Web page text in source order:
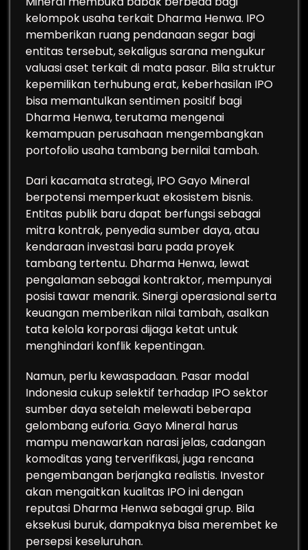
kelompok usaha terkait Dharma Henwa. IPO
memberikan ruang pendanaan segar bagi
entitas tersebut, sekaligus sarana mengukur
valuasi aset terkait di mata pasar. Bila struktur
kepemilikan terhubung erat, keberhasilan IPO
bisa memantulkan sentimen positif bagi
Dharma Henwa, terutama mengenai
kemampuan perusahaan mengembangkan
portofolio usaha tambang bernilai tambah.
Dari kacamata strategi, IPO Gayo Mineral
berpotensi memperkuat ekosistem bisnis.
Entitas publik baru dapat berfungsi sebagai
mitra kontrak, penyedia sumber daya, atau
kendaraan investasi baru pada proyek
tambang tertentu. Dharma Henwa, lewat
pengalaman sebagai kontraktor, mempunyai
posisi tawar menarik. Sinergi operasional serta
keuangan memberikan nilai tambah, asalkan
tata kelola korporasi dijaga ketat untuk
menghindari konflik kepentingan.
Namun, perlu kewaspadaan. Pasar modal
Indonesia cukup selektif terhadap IPO sektor
sumber daya setelah melewati beberapa
gelombang euforia. Gayo Mineral harus
mampu menawarkan narasi jelas, cadangan
komoditas yang terverifikasi, juga rencana
pengembangan berjangka realistis. Investor
akan mengaitkan kualitas IPO ini dengan
reputasi Dharma Henwa sebagai grup. Bila
eksekusi buruk, dampaknya bisa merembet ke
persepsi keseluruhan.